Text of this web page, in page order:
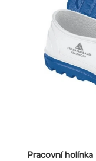
Pracovní holínka